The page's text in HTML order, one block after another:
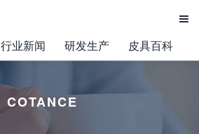

行业新闻 研发生产 皮具百科
COTANCE